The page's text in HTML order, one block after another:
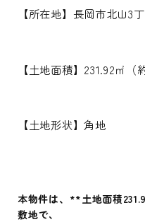
【所在地】長岡市北山3
【土地面積】231.92㎡（
【土地形状】角地
本物件は、**土地面積
敷地で、